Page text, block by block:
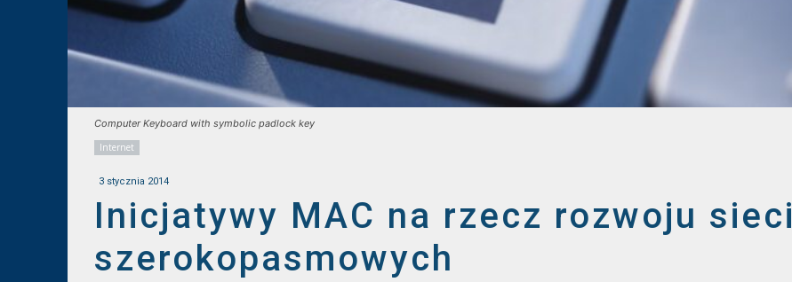
Computer Keyboard with symbolic padlock key
Internet
3 stycznia 2014
Inicjatywy MAC na rzecz rozwoju sieci
szerokopasmowych